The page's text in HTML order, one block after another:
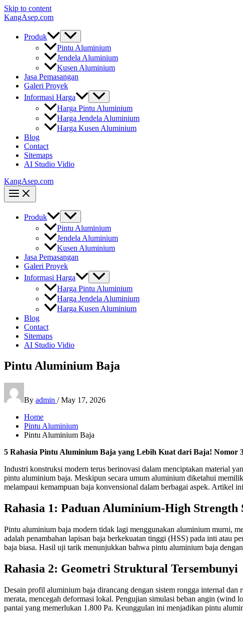
Skip to content
KangAsep.com
Produk
Pintu Aluminium
Jendela Aluminium
Kusen Aluminium
Jasa Pemasangan
Galeri Proyek
Informasi Harga
Harga Pintu Aluminium
Harga Jendela Aluminium
Harga Kusen Aluminium
Blog
Contact
Sitemaps
AI Studio Vidio
KangAsep.com
Produk
Pintu Aluminium
Jendela Aluminium
Kusen Aluminium
Jasa Pemasangan
Galeri Proyek
Informasi Harga
Harga Pintu Aluminium
Harga Jendela Aluminium
Harga Kusen Aluminium
Blog
Contact
Sitemaps
AI Studio Vidio
Pintu Aluminium Baja
By admin /May 17, 2026
Home
Pintu Aluminium
Pintu Aluminium Baja
5 Rahasia Pintu Aluminium Baja yang Lebih Kuat dari Baja! Nomor
Industri konstruksi modern terus berinovasi dalam menciptakan material
pintu aluminium baja. Meskipun secara umum aluminium diketahui
melampaui kemampuan baja konvensional dalam berbagai aspek. Artikel
Rahasia 1: Paduan Aluminium-High Strength
Pintu aluminium baja modern tidak lagi menggunakan aluminium murni,
adalah penambahan lapisan baja berkekuatan tinggi (HSS) pada inti atau
baja biasa. Hasil uji tarik menunjukkan bahwa pintu aluminium baja
Rahasia 2: Geometri Struktural Tersembunyi
Desain profil aluminium baja dirancang dengan sistem rongga internal
merata, mencegah deformasi lokal. Pengujian simulasi beban angin (wind
pantai yang memerlukan 1.800 Pa. Keunggulan ini menjadikan pintu